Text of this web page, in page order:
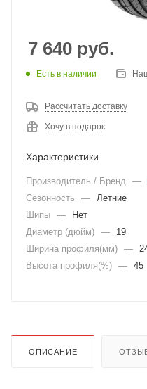
7 640 руб.
Есть в наличии
Рассчитать доставку
Хочу в подарок
Характеристики
Производитель / Бренд —
Сезонность
— Летние
Шипы —
Нет
Диаметр (дюйм) —
19
Ширина профиля(мм) —
Высота профиля(%) — 45
ОПИСАНИЕ